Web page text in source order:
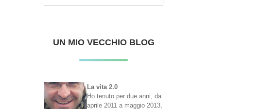
UN MIO VECCHIO BLOG
La vita 2.0
Ho tenuto per due anni, da
aprile 2011 a maggio 2013,